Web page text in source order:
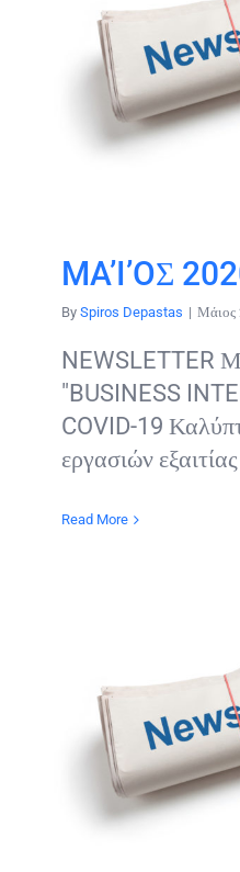
MA’I’OΣ
By Spiros Depastas | Μάιος
NEWSLETTER
"BUSINESS
COVID-19
εργασιών
Read More